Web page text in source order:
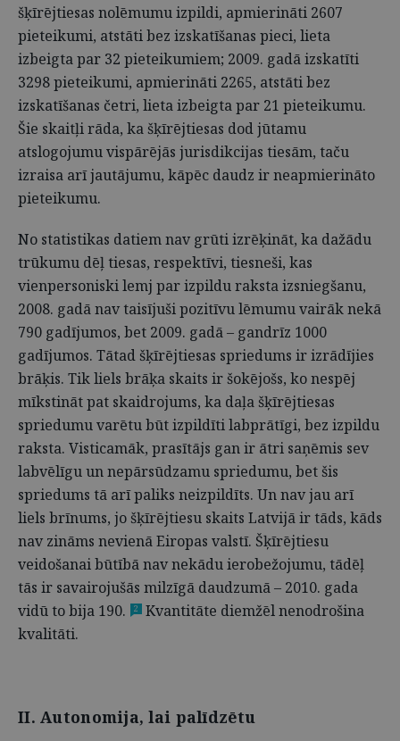
šķīrējtiesas nolēmumu izpildi, apmierināti 2607
pieteikumi, atstāti bez izskatīšanas pieci, lieta
izbeigta par 32 pieteikumiem; 2009. gadā izskatīti
3298 pieteikumi, apmierināti 2265, atstāti bez
izskatīšanas četri, lieta izbeigta par 21 pieteikumu.
Šie skaitļi rāda, ka šķīrējtiesas dod jūtamu
atslogojumu vispārējās jurisdikcijas tiesām, taču
izraisa arī jautājumu, kāpēc daudz ir neapmierināto
pieteikumu.
No statistikas datiem nav grūti izrēķināt, ka dažādu
trūkumu dēļ tiesas, respektīvi, tiesneši, kas
vienpersoniski lemj par izpildu raksta izsniegšanu,
2008. gadā nav taisījuši pozitīvu lēmumu vairāk nekā
790 gadījumos, bet 2009. gadā – gandrīz 1000
gadījumos. Tātad šķīrējtiesas spriedums ir izrādījies
brāķis. Tik liels brāķa skaits ir šokējošs, ko nespēj
mīkstināt pat skaidrojums, ka daļa šķīrējtiesas
spriedumu varētu būt izpildīti labprātīgi, bez izpildu
raksta. Visticamāk, prasītājs gan ir ātri saņēmis sev
labvēlīgu un nepārsūdzamu spriedumu, bet šis
spriedums tā arī paliks neizpildīts. Un nav jau arī
liels brīnums, jo šķīrējtiesu skaits Latvijā ir tāds, kāds
nav zināms nevienā Eiropas valstī. Šķīrējtiesu
veidošanai būtībā nav nekādu ierobežojumu, tādēļ
tās ir savairojušās milzīgā daudzumā – 2010. gada
vidū to bija 190.
2
Kvantitāte diemžēl nenodrošina
kvalitāti.
II. Autonomija, lai palīdzētu